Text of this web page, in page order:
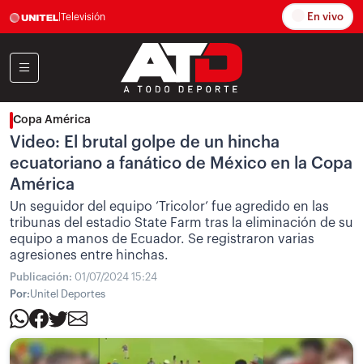
Televisión En vivo
Copa América
Video: El brutal golpe de un hincha
ecuatoriano a fanático de México en la Copa
América
Un seguidor del equipo ‘Tricolor’ fue agredido en las
tribunas del estadio State Farm tras la eliminación de su
equipo a manos de Ecuador. Se registraron varias
agresiones entre hinchas.
Publicación: 01/07/2024 15:24
Por:Unitel Deportes